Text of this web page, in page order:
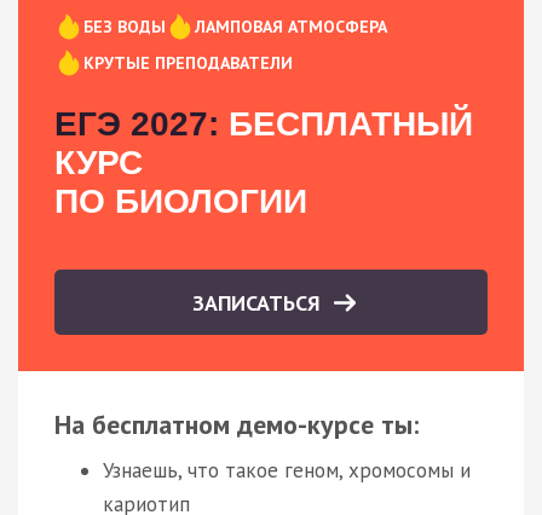
БЕЗ ВОДЫ
ЛАМПОВАЯ АТМОСФЕРА
КРУТЫЕ ПРЕПОДАВАТЕЛИ
ЕГЭ 2027: БЕСПЛАТНЫЙ
КУРС
ПО БИОЛОГИИ
ЗАПИСАТЬСЯ
На бесплатном демо-курсе ты:
Узнаешь, что такое геном, хромосомы и
кариотип